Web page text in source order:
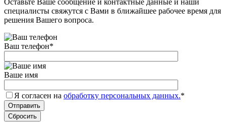
Оставьте Ваше сообщение и контактные данные и наши
специалисты свяжутся с Вами в ближайшее рабочее время для
решения Вашего вопроса.
Ваш телефон*
Ваше имя
Я согласен на обработку персональных данных.*